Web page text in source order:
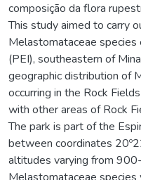
composição da flora
This study aimed to carry
Melastomataceae species
(PEI), southeastern of
geographic distribution of
occurring in the Rock
with other areas of Rock
The park is part of the
between coordinates
altitudes varying from